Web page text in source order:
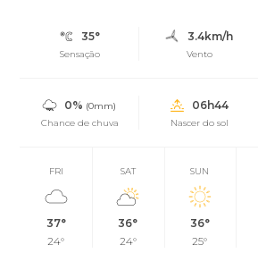
35°
Sensação
3.4km/h
Vento
0% (0mm)
Chance de chuva
06h44
Nascer do sol
FRI
37°
24°
SAT
36°
24°
SUN
36°
25°